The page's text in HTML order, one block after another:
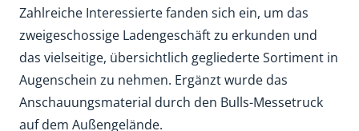
Zahlreiche Interessierte fanden sich ein, um das
zweigeschossige Ladengeschäft zu erkunden und
das vielseitige, übersichtlich gegliederte Sortiment in
Augenschein zu nehmen. Ergänzt wurde das
Anschauungsmaterial durch den Bulls-Messetruck
auf dem Außengelände.